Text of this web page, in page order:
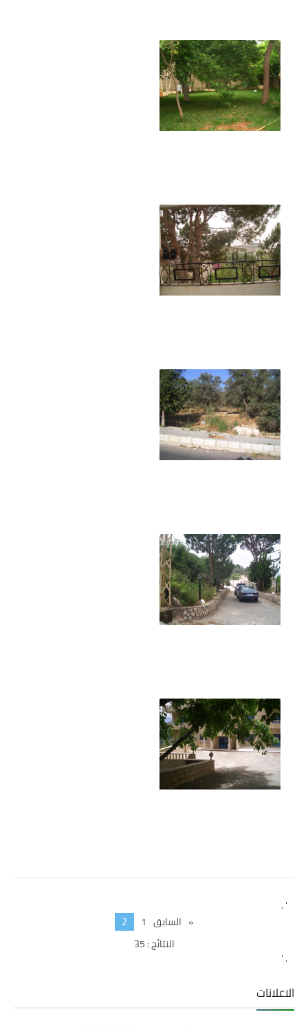
' .
« السابق 1
2
النتائج : 35
. '
الاعلانات